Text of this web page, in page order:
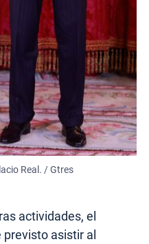
Real. / Gtres
actividades, el
asistir al